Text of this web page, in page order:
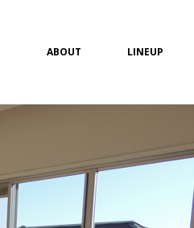
ABOUT LINEUP